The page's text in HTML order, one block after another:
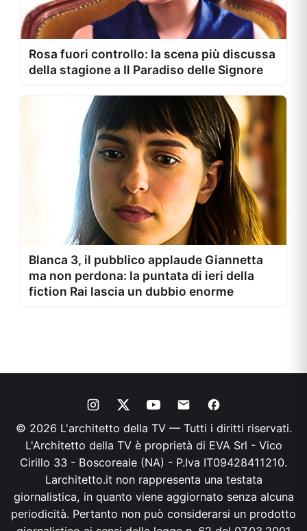
Rosa fuori controllo: la scena più discussa
della stagione a Il Paradiso delle Signore
Blanca 3, il pubblico applaude Giannetta
ma non perdona: la puntata di ieri della
fiction Rai lascia un dubbio enorme
© 2026 L'architetto della TV — Tutti i diritti riservati.
L'Architetto della TV è proprietà di EVA Srl - Vico
Cirillo 33 - Boscoreale (NA) - P.Iva IT09428411210.
Larchitetto.it non rappresenta una testata
giornalistica, in quanto viene aggiornato senza alcuna
periodicità. Pertanto non può considerarsi un prodotto